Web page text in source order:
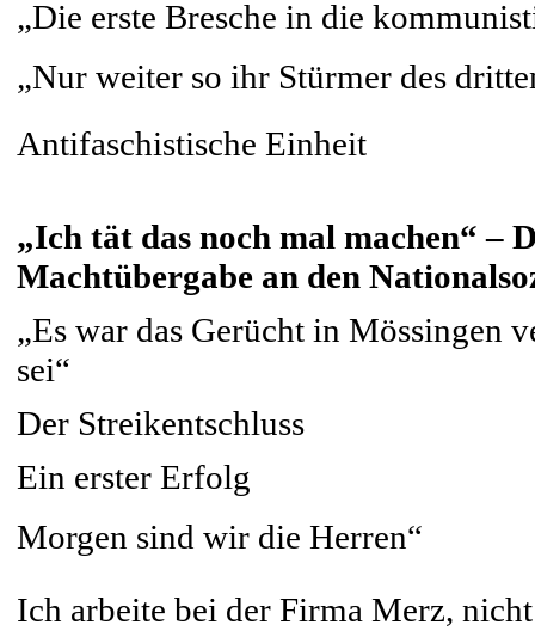
„Die erste Bresche in die
„Nur weiter so ihr Stürmer des
Antifaschistische Einheit
„Ich tät das noch mal machen“ –
Machtübergabe an den
„Es war das Gerücht in Mössingen
sei“
Der Streikentschluss
Ein erster Erfolg
Morgen sind wir die Herren“
Ich arbeite bei der Firma Merz,